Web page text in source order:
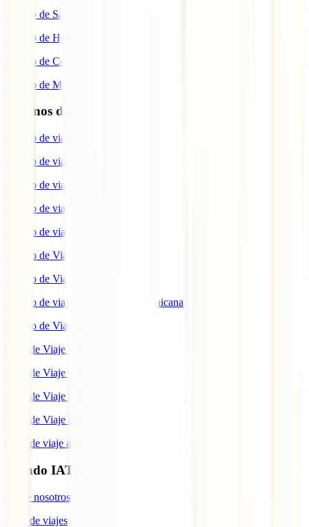
Seguro de Salud
Seguro de Hogar
Seguro de Coche
Seguro de Moto
Destinos de interés
Seguro de viaje a EEUU
Seguro de viaje a Indonesia
Seguro de viaje a Marruecos
Seguro de viaje a Reino Unido
Seguro de viaje a México
Seguro de Viaje a Tailandia
Seguro de Viaje a China
Seguro de viaje a República Dominicana
Seguro de Viaje a Colombia
Guía de Viaje a Estados Unidos
Guía de Viaje a México
Guía de Viaje a Marruecos
Guía de Viaje a Cuba
Guía de viaje a Indonesia
Mundo IATI
Sobre nosotros
Blog de viajes